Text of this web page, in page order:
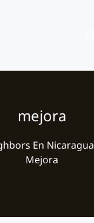
mejora
En Nicaragua
Mejora